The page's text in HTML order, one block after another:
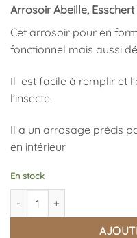
Arrosoir Abeille, Esschert
Cet arrosoir pour en
fonctionnel mais aussi
Il est facile à remplir et
l’insecte.
Il a un arrosage précis
en intérieur
En stock